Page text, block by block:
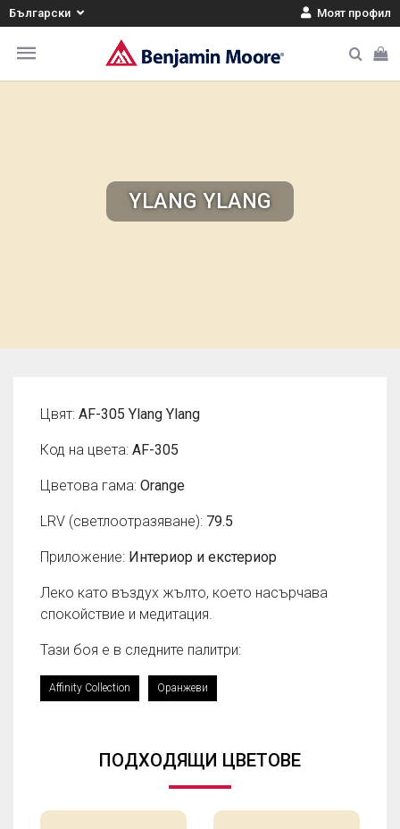
Български Моят профил
YLANG YLANG
Цвят: AF-305 Ylang Ylang
Код на цвета: AF-305
Цветова гама: Orange
LRV (светлоотразяване): 79.5
Приложение: Интериор и екстериор
Леко като въздух жълто, което насърчава
спокойствие и медитация.
Тази боя е в следните палитри:
Affinity Collection Оранжеви
ПОДХОДЯЩИ ЦВЕТОВЕ